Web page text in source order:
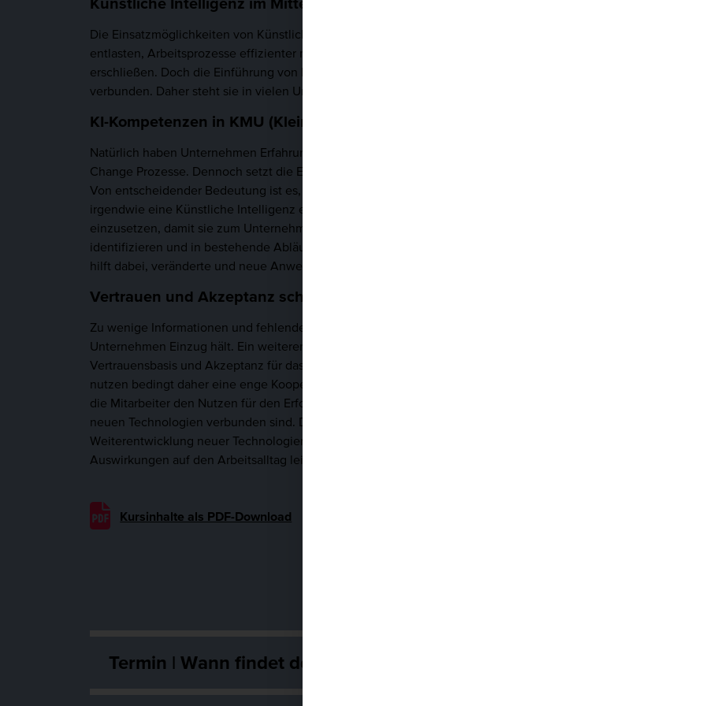
Die Einsatzmöglichkeiten von Künstlicher Intelligenz scheinen nahezu unbegrenzt. KI-Systeme können die
entlasten, Arbeitsprozesse effizienter machen, Entscheidungsfindung erleichtern und neue Geschäftsmodelle
erschließen. Doch die Einführung von KI-Systemen ist in Unternehmen grade im Mittelstand, oft mit
verbunden. Daher steht sie in vielen Unternehmen noch am Anfang.
KI-Kompetenzen in KMU (Kleine und Mittelständische Unternehmen) aufbauen
Natürlich haben Unternehmen Erfahrungen darin, neue Technologien und Systeme einzuführen und haben
Change Prozesse. Dennoch setzt die Einführung einer Künstlichen Intelligenz einen Wandel im Unternehmen in
Von entscheidender Bedeutung ist es, diesen Prozess gezielt zu führen, zu gestalten und zu begleiten. Einfach
irgendwie eine Künstliche Intelligenz einzusetzen ist wenig sinnvoll. Wichtig ist, die KI im richtigen Kontext
einzusetzen, damit sie zum Unternehmenserfolg beiträgt. Dafür ist es notwendig die Anwendungen genauer zu
identifizieren und in bestehende Abläufe zu integrieren. Danach ist ein stetiger Verbesserungsprozess nötig.
hilft dabei, veränderte und neue Anwendungsfälle zu entdecken, zu bewerten und zu priorisieren.
Vertrauen und Akzeptanz schaffen
Zu wenige Informationen und fehlende Inspiration sind häufig Gründe, warum Künstliche Intelligenz nur
Unternehmen Einzug hält. Ein weiterer Grund ist das fehlende Vertrauen in die Technik. Es gilt daher eine
Vertrauensbasis und Akzeptanz für das neue System zu schaffen. Die Potentiale der KI-Technologien effektiv zu
nutzen bedingt daher eine enge Kooperation mit den Mitarbeitern und anderen Beteiligten. So ist es
die Mitarbeiter den Nutzen für den Erfolg für Ihre Arbeitswelt kennen. Das baut Vorurteile und Ängste ab, die mit
neuen Technologien verbunden sind. Die Aufgabe für die Verantwortlichen ist also nicht nur die Einführung und
Weiterentwicklung neuer Technologien. Vor allem müssen sie auch Aufklärung über die Funktionen und die
Auswirkungen auf den Arbeitsalltag leisten.
Kursinhalte als PDF-Download
Termin | Wann findet der Kurs statt?